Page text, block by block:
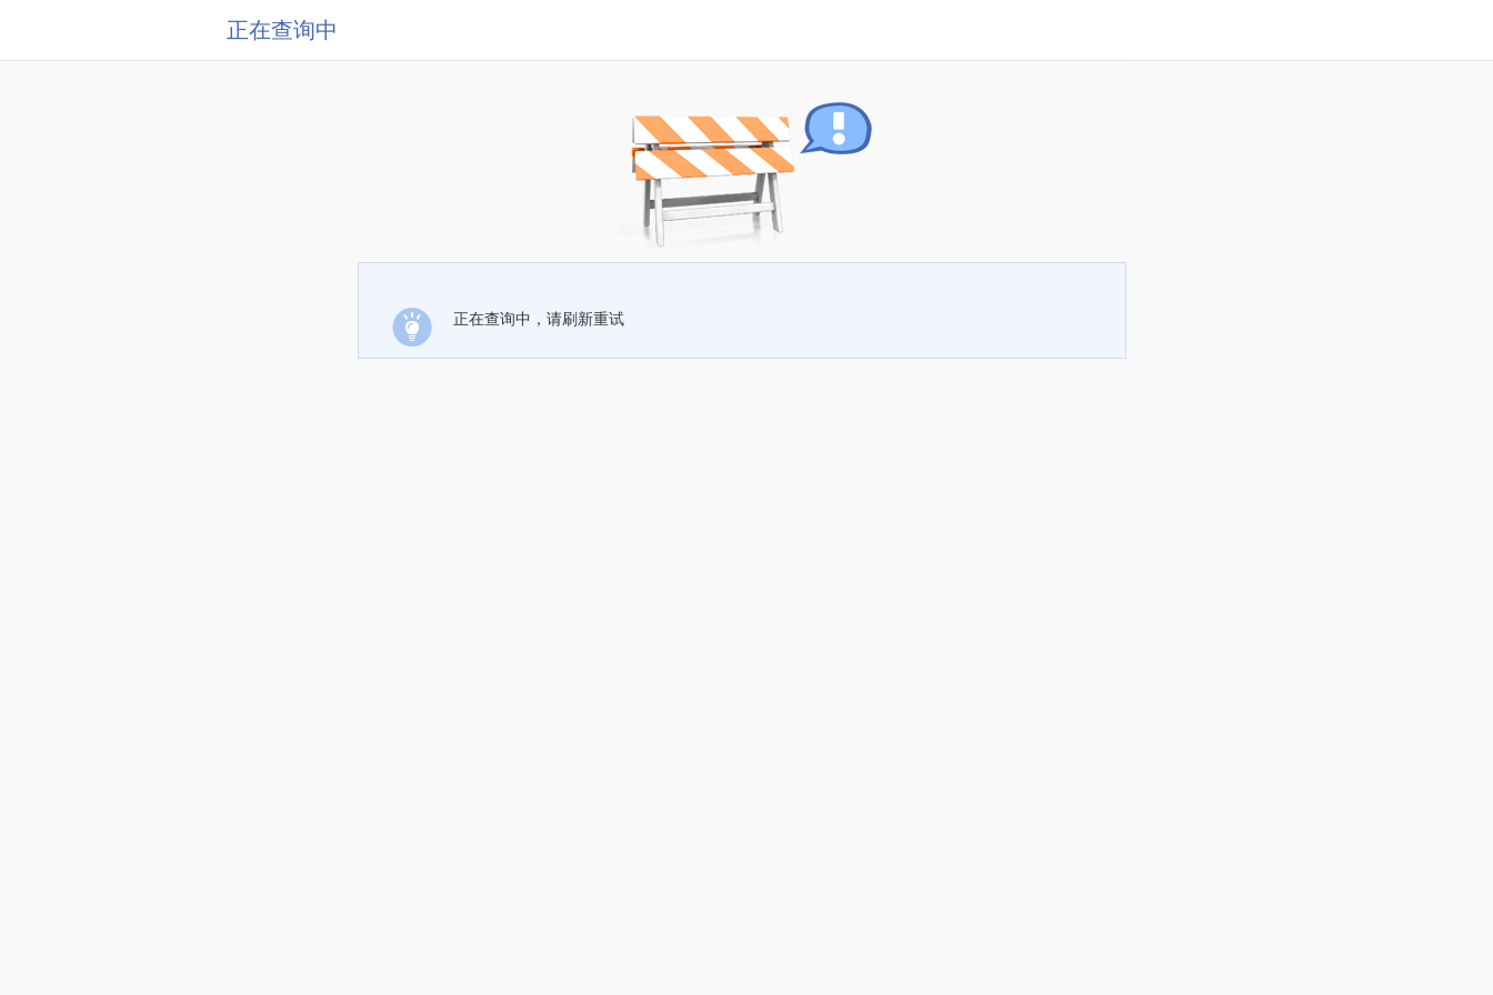
正在查询中
正在查询中，请刷新重试